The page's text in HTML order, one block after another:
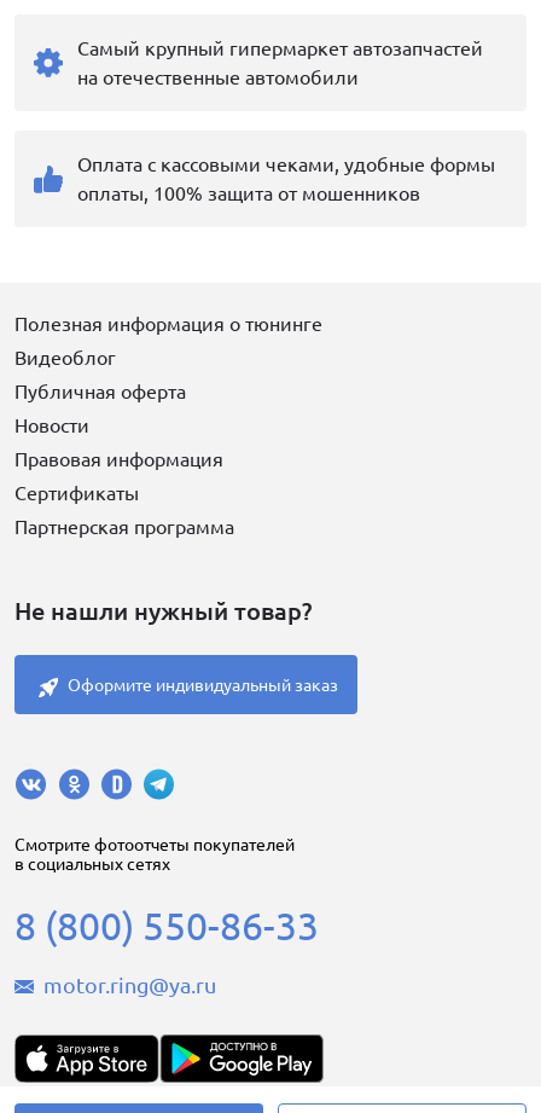
Самый крупный гипермаркет автозапчастей
на отечественные автомобили
Оплата с кассовыми чеками, удобные формы
оплаты, 100% защита от мошенников
Полезная информация о тюнинге
Видеоблог
Публичная оферта
Новости
Правовая информация
Сертификаты
Партнерская программа
Не нашли нужный товар?
Оформите индивидуальный заказ
Cмотрите фотоотчеты покупателей
в социальных сетях
8 (800) 550-86-33
motor.ring@ya.ru